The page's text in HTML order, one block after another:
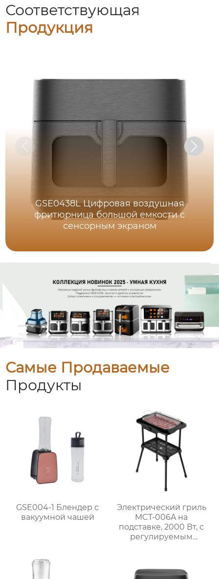
Соответствующая
Продукция
GSE0438L Цифровая воздушная
фритюрница большой емкости с
сенсорным экраном
Самые Продаваемые
Продукты
GSE004-1 Блендер с
вакуумной чашей
Электрический гриль
MCT-006A на
подставке, 2000 Вт, с
регулируемым